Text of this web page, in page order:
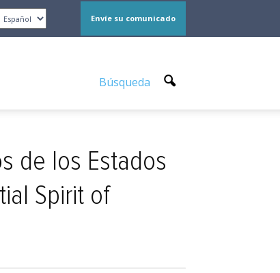
Envíe su comunicado
Búsqueda
de los Estados
Spirit of